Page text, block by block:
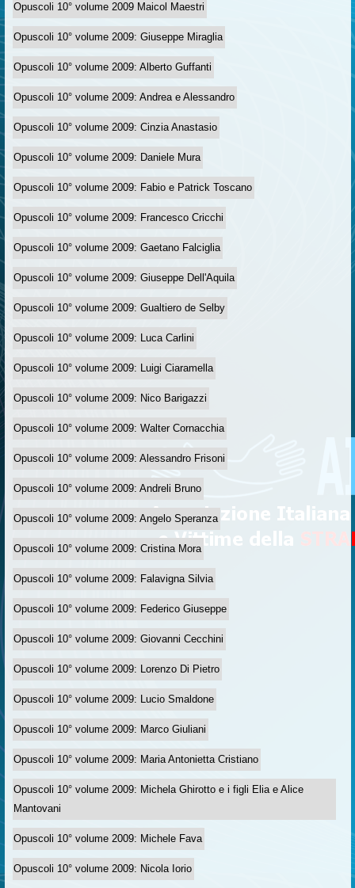
Opuscoli 10° volume 2009 Maicol Maestri
Opuscoli 10° volume 2009: Giuseppe Miraglia
Opuscoli 10° volume 2009: Alberto Guffanti
Opuscoli 10° volume 2009: Andrea e Alessandro
Opuscoli 10° volume 2009: Cinzia Anastasio
Opuscoli 10° volume 2009: Daniele Mura
Opuscoli 10° volume 2009: Fabio e Patrick Toscano
Opuscoli 10° volume 2009: Francesco Cricchi
Opuscoli 10° volume 2009: Gaetano Falciglia
Opuscoli 10° volume 2009: Giuseppe Dell'Aquila
Opuscoli 10° volume 2009: Gualtiero de Selby
Opuscoli 10° volume 2009: Luca Carlini
Opuscoli 10° volume 2009: Luigi Ciaramella
Opuscoli 10° volume 2009: Nico Barigazzi
Opuscoli 10° volume 2009: Walter Cornacchia
Opuscoli 10° volume 2009: Alessandro Frisoni
Opuscoli 10° volume 2009: Andreli Bruno
Opuscoli 10° volume 2009: Angelo Speranza
Opuscoli 10° volume 2009: Cristina Mora
Opuscoli 10° volume 2009: Falavigna Silvia
Opuscoli 10° volume 2009: Federico Giuseppe
Opuscoli 10° volume 2009: Giovanni Cecchini
Opuscoli 10° volume 2009: Lorenzo Di Pietro
Opuscoli 10° volume 2009: Lucio Smaldone
Opuscoli 10° volume 2009: Marco Giuliani
Opuscoli 10° volume 2009: Maria Antonietta Cristiano
Opuscoli 10° volume 2009: Michela Ghirotto e i figli Elia e Alice
Mantovani
Opuscoli 10° volume 2009: Michele Fava
Opuscoli 10° volume 2009: Nicola Iorio